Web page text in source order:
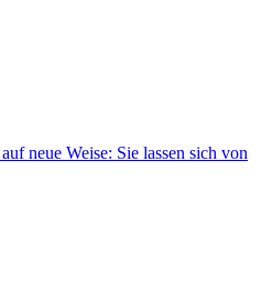
neue Weise: Sie lassen sich von